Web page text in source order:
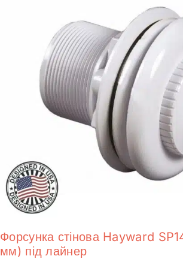
Форсунка стінова Hayward
мм) під лайнер